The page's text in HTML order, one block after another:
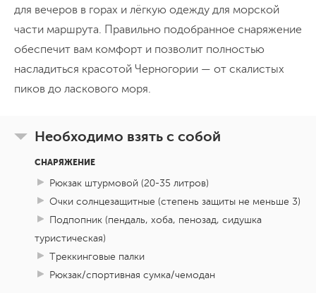
.
для вечеров в горах и лёгкую одежду для морской
части маршрута. Правильно подобранное снаряжение
обеспечит вам комфорт и позволит полностью
насладиться красотой Черногории — от скалистых
пиков до ласкового моря.
Необходимо взять с собой
СНАРЯЖЕНИЕ
Рюкзак штурмовой (20-35 литров)
Очки солнцезащитные (степень защиты не меньше 3)
Подпопник (пендаль, хоба, пенозад, сидушка
туристическая)
Треккинговые палки
Рюкзак/спортивная сумка/чемодан